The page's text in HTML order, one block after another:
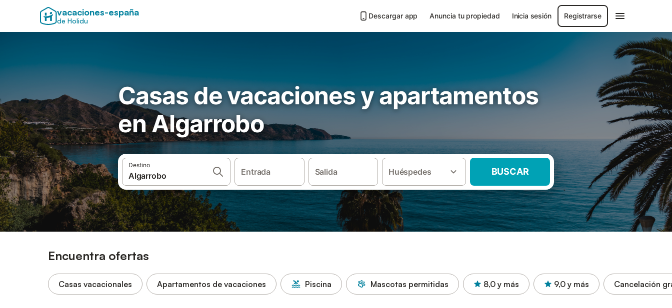
vacaciones-españa
de Holidu
Descargar app Anuncia tu propiedad Inicia sesión Registrarse
Casas de vacaciones y apartamentos
en Algarrobo
Destino
Entrada Salida Huéspedes BUSCAR
Encuentra ofertas
Casas vacacionales Apartamentos de vacaciones Piscina Mascotas permitidas 8,0 y más 9,0 y más Cancelación